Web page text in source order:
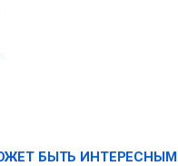
БЫТЬ ИНТЕРЕСНЫМ